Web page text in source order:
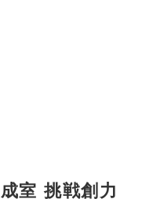
室 挑戦創力